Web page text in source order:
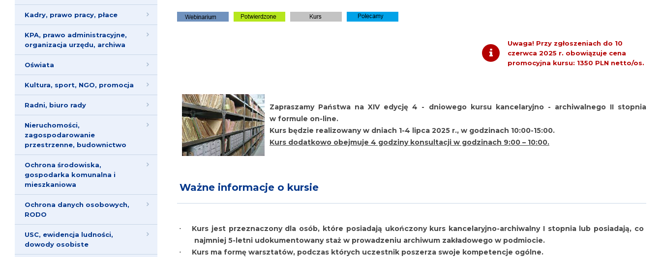
Kadry, prawo pracy, płace
KPA, prawo administracyjne,
organizacja urzędu, archiwa
Oświata
Kultura, sport, NGO, promocja
Radni, biuro rady
Nieruchomości,
zagospodarowanie
przestrzenne, budownictwo
Ochrona środowiska,
gospodarka komunalna i
mieszkaniowa
Ochrona danych osobowych,
RODO
USC, ewidencja ludności,
dowody osobiste
Uwaga! Przy zgłoszeniach do 10
czerwca 2025 r. obowiązuje cena
promocyjna kursu: 1350 PLN netto/os.
Zapraszamy Państwa na XIV edycję 4 - dniowego kursu kancelaryjno - archiwalnego II stopnia
w formule on-line.
Kurs będzie realizowany w dniach 1-4 lipca 2025 r., w godzinach 10:00-15:00.
Kurs dodatkowo obejmuje 4 godziny konsultacji w godzinach 9:00 – 10:00.
Ważne informacje o kursie
Kurs jest przeznaczony dla osób, które posiadają ukończony kurs kancelaryjno-archiwalny I stopnia lub posiadają, co
najmniej 5-letni udokumentowany staż w prowadzeniu archiwum zakładowego w podmiocie.
Kurs ma formę warsztatów, podczas których uczestnik poszerza swoje kompetencje ogólne.